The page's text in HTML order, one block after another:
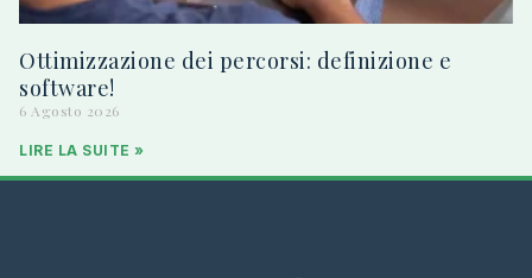
Ottimizzazione dei percorsi: definizione e
software!
6 Agosto 2026
LIRE LA SUITE »